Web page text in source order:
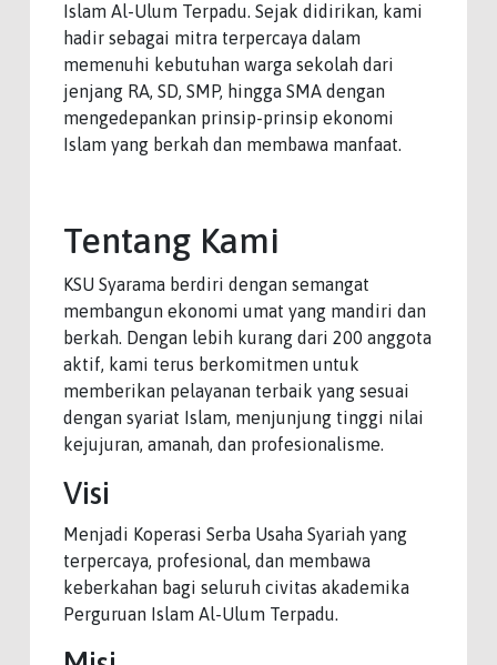
Islam Al-Ulum Terpadu. Sejak didirikan, kami
hadir sebagai mitra terpercaya dalam
memenuhi kebutuhan warga sekolah dari
jenjang RA, SD, SMP, hingga SMA dengan
mengedepankan prinsip-prinsip ekonomi
Islam yang berkah dan membawa manfaat.
Tentang Kami
KSU Syarama berdiri dengan semangat
membangun ekonomi umat yang mandiri dan
berkah. Dengan lebih kurang dari 200 anggota
aktif, kami terus berkomitmen untuk
memberikan pelayanan terbaik yang sesuai
dengan syariat Islam, menjunjung tinggi nilai
kejujuran, amanah, dan profesionalisme.
Visi
Menjadi Koperasi Serba Usaha Syariah yang
terpercaya, profesional, dan membawa
keberkahan bagi seluruh civitas akademika
Perguruan Islam Al-Ulum Terpadu.